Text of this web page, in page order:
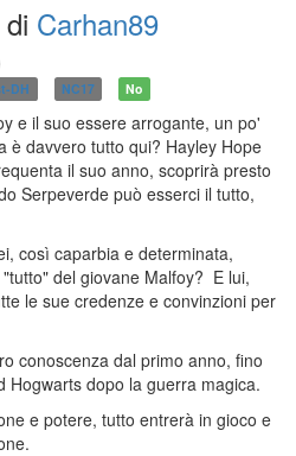
di Carhan89
DH NC17 No
e il suo essere arrogante, un po'
è davvero tutto qui? Hayley Hope
il suo anno, scoprirà presto
Serpeverde può esserci il tutto,
così caparbia e determinata,
del giovane Malfoy? E lui,
le sue credenze e convinzioni per
conoscenza dal primo anno, fino
Hogwarts dopo la guerra magica.
e potere, tutto entrerà in gioco e